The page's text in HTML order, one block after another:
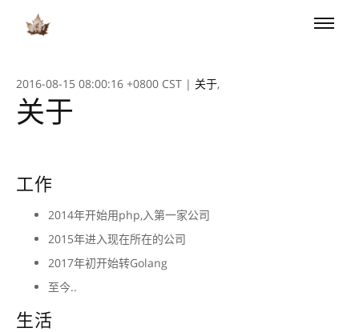
Toggle
2016-08-15 08:00:16 +0800 CST | 关于,
关于
工作
2014年开始用php,入第一家公司
2015年进入现在所在的公司
2017年初开始转Golang
至今..
生活